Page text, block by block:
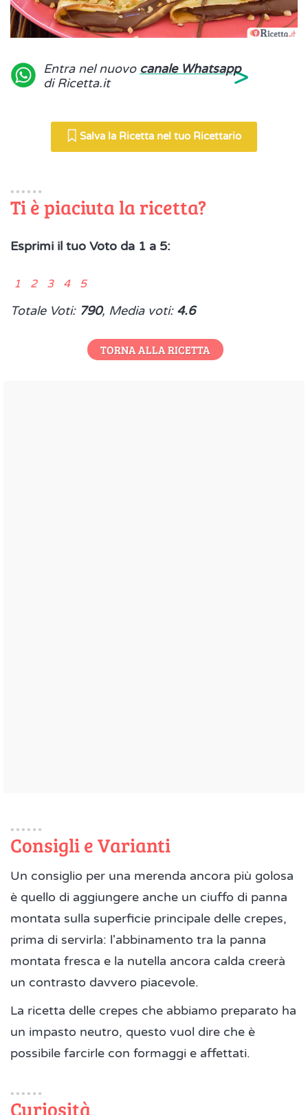
Entra nel nuovo canale Whatsapp
di Ricetta.it
>
Salva la Ricetta nel tuo Ricettario
Ti è piaciuta la ricetta?
Esprimi il tuo Voto da 1 a 5:
1 2 3 4 5
Totale Voti: 790, Media voti: 4.6
TORNA ALLA RICETTA
Consigli e Varianti
Un consiglio per una merenda ancora più golosa
è quello di aggiungere anche un ciuffo di panna
montata sulla superficie principale delle crepes,
prima di servirla: l'abbinamento tra la panna
montata fresca e la nutella ancora calda creerà
un contrasto davvero piacevole.
La ricetta delle crepes che abbiamo preparato ha
un impasto neutro, questo vuol dire che è
possibile farcirle con formaggi e affettati.
Curiosità